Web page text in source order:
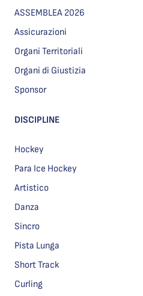
ASSEMBLEA 2026
Assicurazioni
Organi Territoriali
Organi di Giustizia
Sponsor
DISCIPLINE
Hockey
Para Ice Hockey
Artistico
Danza
Sincro
Pista Lunga
Short Track
Curling